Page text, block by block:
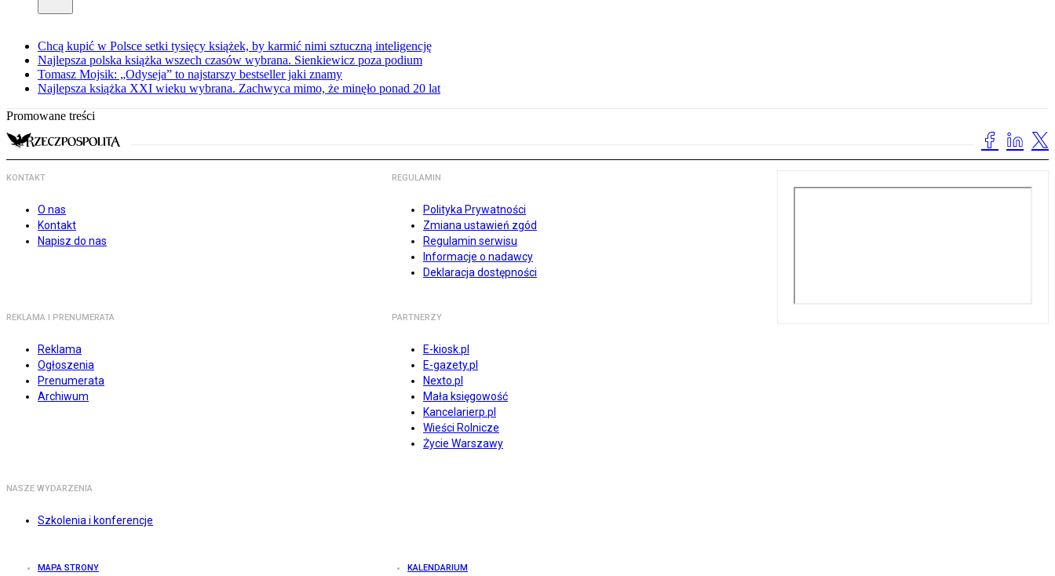
Chcą kupić w Polsce setki tysięcy książek, by karmić nimi sztuczną inteligencję
Najlepsza polska książka wszech czasów wybrana. Sienkiewicz poza podium
Tomasz Mojsik: „Odyseja” to najstarszy bestseller jaki znamy
Najlepsza książka XXI wieku wybrana. Zachwyca mimo, że minęło ponad 20 lat
Promowane treści
KONTAKT
O nas
Kontakt
Napisz do nas
REGULAMIN
Polityka Prywatności
Zmiana ustawień zgód
Regulamin serwisu
Informacje o nadawcy
Deklaracja dostępności
REKLAMA I PRENUMERATA
Reklama
Ogłoszenia
Prenumerata
Archiwum
PARTNERZY
E-kiosk.pl
E-gazety.pl
Nexto.pl
Mała księgowość
Kancelarierp.pl
Wieści Rolnicze
Życie Warszawy
NASZE WYDARZENIA
Szkolenia i konferencje
MAPA STRONY KALENDARIUM